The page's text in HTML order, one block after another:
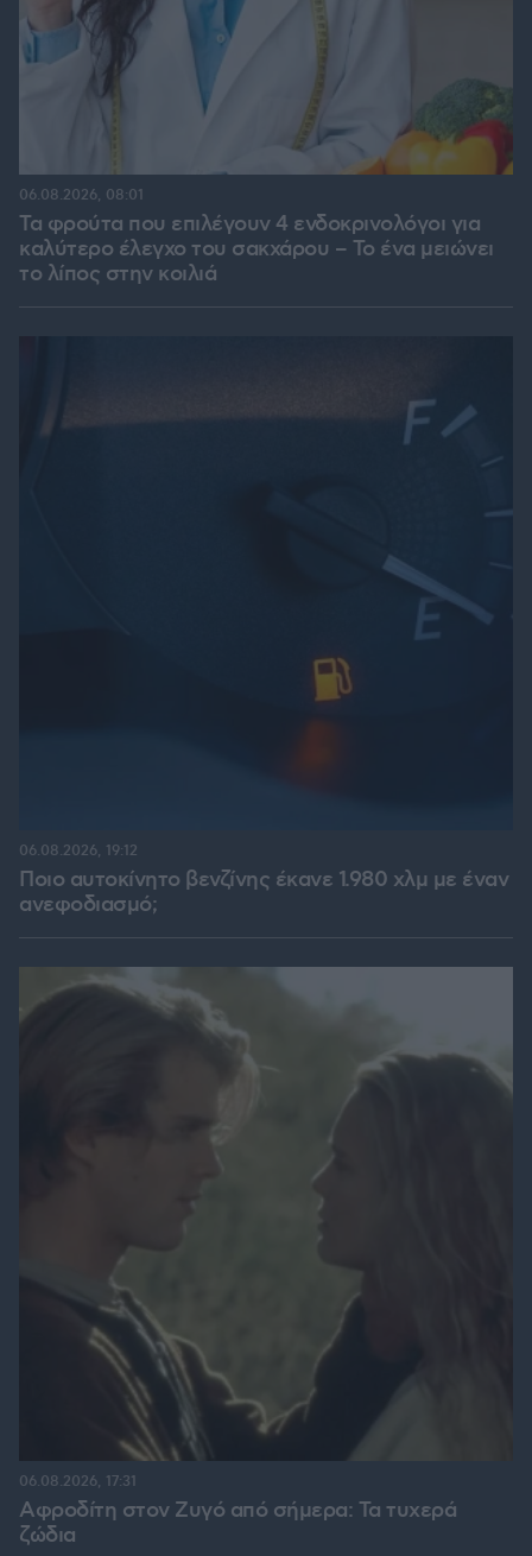
Τα φρούτα που επιλέγουν 4 ενδοκρινολόγοι για
καλύτερο έλεγχο του σακχάρου – Το ένα μειώνει
το λίπος στην κοιλιά
06.08.2026, 08:01
Ποιο αυτοκίνητο βενζίνης έκανε 1.980 χλμ με έναν
ανεφοδιασμό;
06.08.2026, 19:12
Αφροδίτη στον Ζυγό από σήμερα: Τα τυχερά
ζώδια
06.08.2026, 17:31